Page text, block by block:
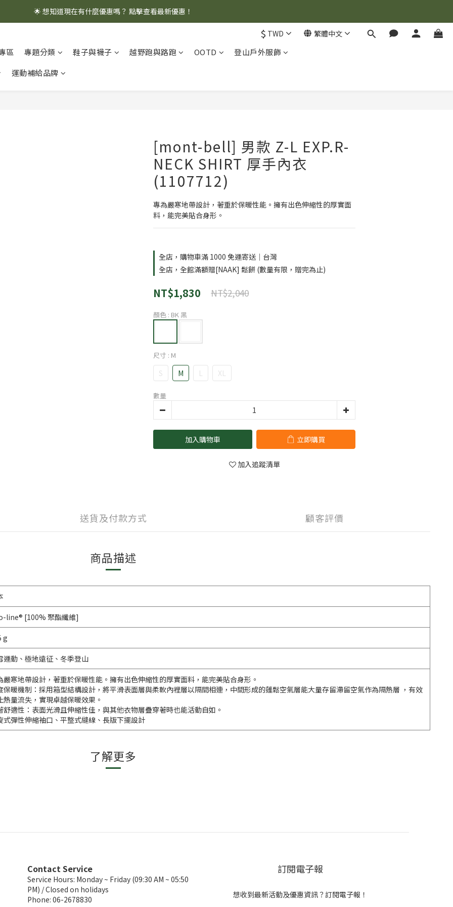
🌟 想知道現在有什麼優惠嗎？ 點擊查看最新優惠！
🌟 想知道現在有什麼優惠嗎？ 點擊查看最新優惠！
🌟 想知道現在有什麼優惠嗎？ 點擊查看最新優惠！
$ TWD 繁體中文
區 專題分類 鞋子與襪子 越野跑與路跑 OOTD
登山戶外服飾
運動補給品牌
[mont-bell] 男款 Z-L EXP.R-
NECK SHIRT 厚手內衣
(1107712)
專為嚴寒地帶設計，著重於保暖性能。擁有出色伸縮性的厚實面
料，能完美貼合身形。
全店，購物車滿 1000 免運寄送｜台灣
全店，全館滿額贈[NAAK] 鬆餅 (數量有限，贈完為止)
NT$1,830 NT$2,040
顏色 : BK 黑
尺寸 : M
S M L XL
數量
加入購物車 立即購買
加入追蹤清單
送貨及付款方式 顧客評價
商品描述
line® [100% 聚酯纖維]
g
運動、極地遠征、冬季登山
嚴寒地帶設計，著重於保暖性能。擁有出色伸縮性的厚實面料，能完美貼合身形。
保暖機制：採用箱型結構設計，將平滑表面層與柔軟內裡層以隔間相連，中間形成的蓬鬆空氣層能大量存留滯留空氣作為隔熱層 ，有效
熱量流失，實現卓越保暖效果。
舒適性：表面光滑且伸縮性佳，與其他衣物層疊穿著時也能活動自如。
式彈性伸縮袖口、平整式縫線、長版下擺設計
了解更多
Contact Service
Service Hours: Monday ~ Friday (09:30 AM ~ 05:50
PM) / Closed on holidays
Phone: 06-2678830
訂閱電子報
想收到最新活動及優惠資訊？訂閱電子報！